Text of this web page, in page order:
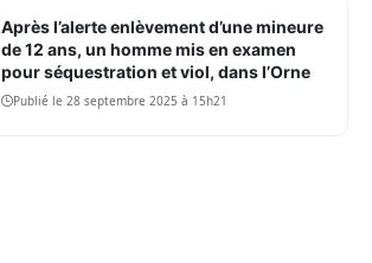
Après l’alerte enlèvement d’une mineure
de 12 ans, un homme mis en examen
pour séquestration et viol, dans l’Orne
Publié le 28 septembre 2025 à 15h21